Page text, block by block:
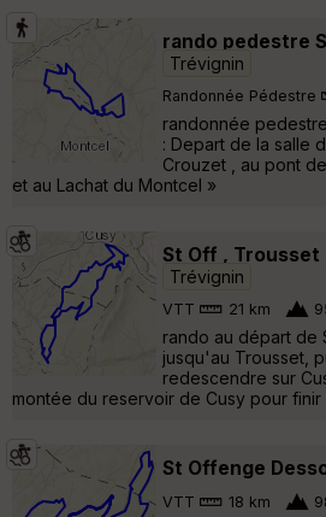
rando pedestre
Trévignin
Randonnée Pédestre
randonnée
: Depart de la salle
Crouzet , au pont
et au Lachat du Montcel »
St Off , Trousset
Trévignin
VTT 21 km
rando au départ de
jusqu'au Trousset,
redescendre sur
montée du reservoir de Cusy pour finir
St Offenge
VTT 18 km